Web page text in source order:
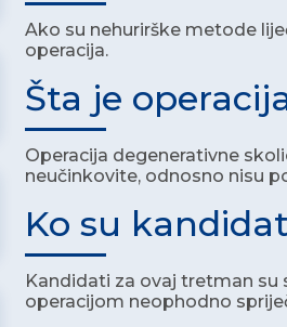
Ako su nehurirške metode
operacija.
Šta je
Operacija degenerativne
neučinkovite, odnosno nisu
Ko su
Kandidati za ovaj tretman
operacijom neophodno